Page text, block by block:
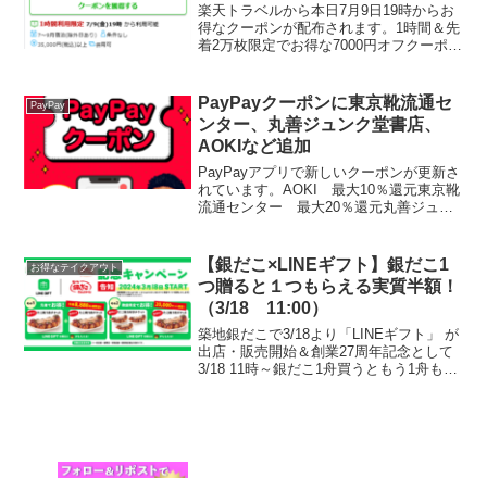
楽天トラベルから本日7月9日19時からお
得なクーポンが配布されます。1時間＆先
着2万枚限定でお得な7000円オフクーポン
ポンはこちらからこちらは7/9 2...
PayPay
PayPayクーポンに東京靴流通セ
ンター、丸善ジュンク堂書店、
AOKIなど追加
PayPayアプリで新しいクーポンが更新さ
れています。AOKI 最大10％還元東京靴
流通センター 最大20％還元丸善ジュン
コート・ダジュール 最大10％還元Vド
ラ...
お得なテイクアウト
【銀だこ×LINEギフト】銀だこ1
つ贈ると１つもらえる実質半額！
（3/18 11:00）
築地銀だこで3/18より「LINEギフト」 が
出店・販売開始＆創業27周年記念として
3/18 11時～銀だこ1舟買うともう1舟もら